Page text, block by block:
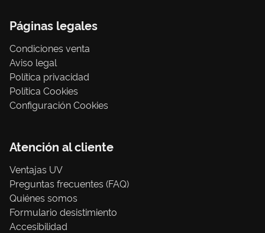
Páginas legales
Condiciones venta
Aviso legal
Política privacidad
Política Cookies
Configuración Cookies
Atención al cliente
Ventajas UV
Preguntas frecuentes (FAQ)
Quiénes somos
Formulario desistimiento
Accesibilidad